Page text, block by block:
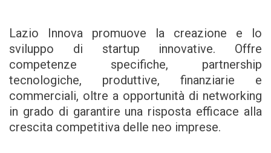
Lazio Innova promuove la creazione e lo
sviluppo di startup innovative. Offre
competenze specifiche, partnership
tecnologiche, produttive, finanziarie e
commerciali, oltre a opportunità di networking
in grado di garantire una risposta efficace alla
crescita competitiva delle neo imprese.